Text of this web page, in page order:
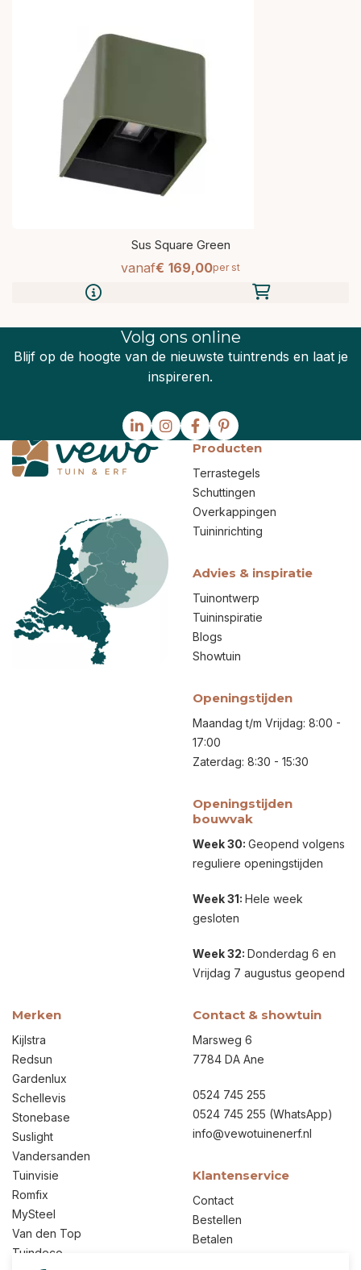
Sus Square Green
vanaf€ 169,00per st
Volg ons online
Blijf op de hoogte van de nieuwste tuintrends en laat je
inspireren.
Producten
Terrastegels
Schuttingen
Overkappingen
Tuininrichting
Advies & inspiratie
Tuinontwerp
Tuininspiratie
Blogs
Showtuin
Openingstijden
Maandag t/m Vrijdag: 8:00 -
17:00
Zaterdag: 8:30 - 15:30
Openingstijden
bouwvak
Week 30: Geopend volgens
reguliere openingstijden
Week 31: Hele week
gesloten
Week 32: Donderdag 6 en
Vrijdag 7 augustus geopend
Merken
Kijlstra
Redsun
Gardenlux
Schellevis
Stonebase
Suslight
Vandersanden
Tuinvisie
Romfix
MySteel
Van den Top
Tuindeco
Contact & showtuin
Marsweg 6
7784 DA Ane
0524 745 255
0524 745 255 (WhatsApp)
info@vewotuinenerf.nl
Klantenservice
Contact
Bestellen
Betalen